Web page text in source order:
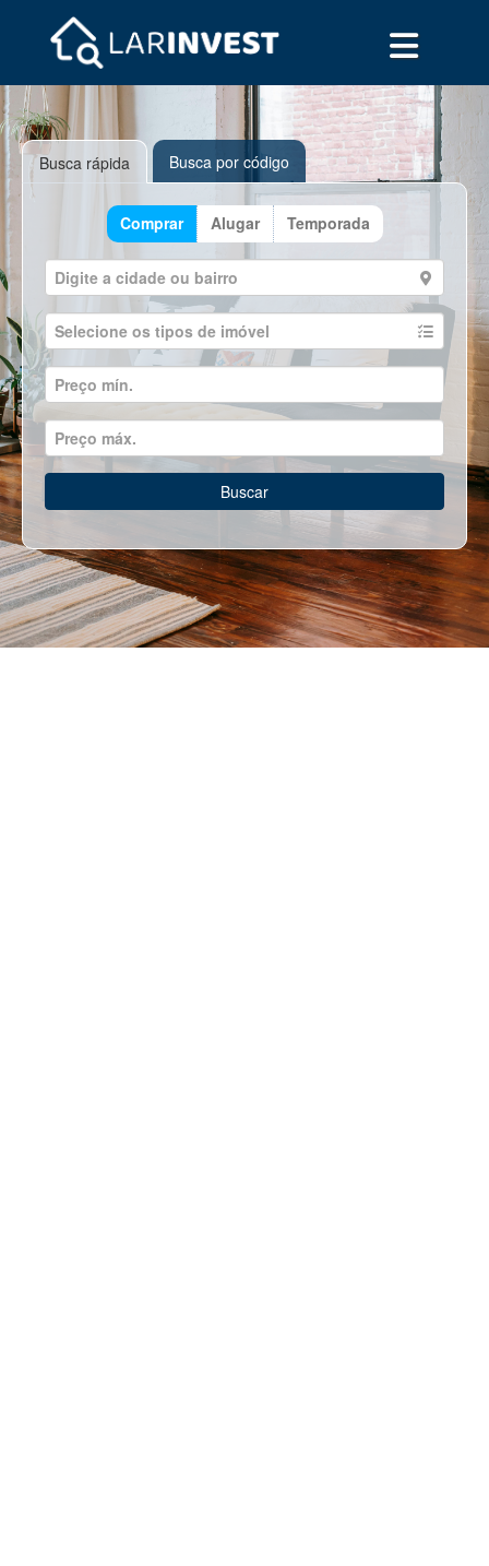
Busca rápida Busca por código
Comprar Alugar Temporada